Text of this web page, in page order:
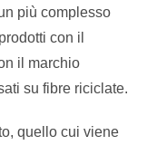
più complesso
con il
il marchio
su fibre riciclate.
quello cui viene